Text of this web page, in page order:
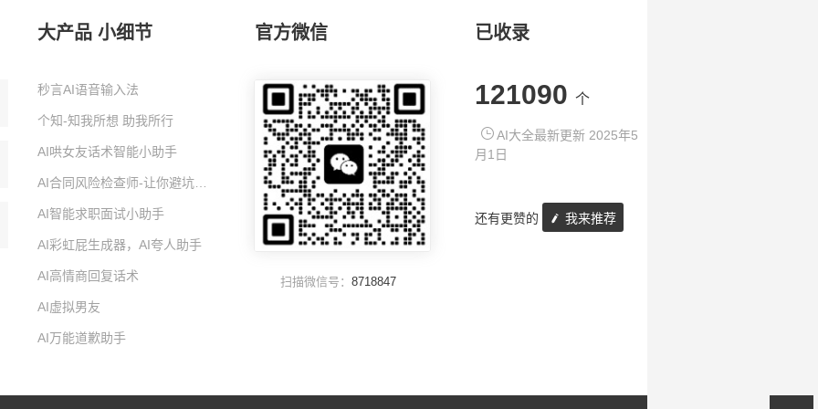
大产品 小细节
秒言AI语音输入法
个知-知我所想 助我所行
AI哄女友话术智能小助手
AI智能求职面试小助手
AI彩虹屁生成器，AI夸人助手
AI高情商回复话术
AI虚拟男友
AI万能道歉助手
官方微信
扫描微信号： 8718847
已收录
121090 个
AI大全最新更新 2025年5
月1日
还有更赞的 我来推荐